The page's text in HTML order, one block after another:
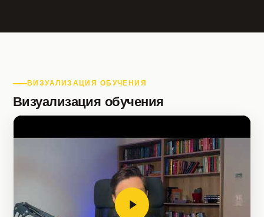
ВИЗУАЛИЗАЦИЯ ОБУЧЕНИЯ
Визуализация обучения